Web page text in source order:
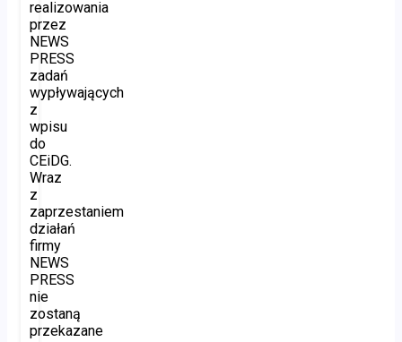
realizowania
przez
NEWS
PRESS
zadań
wypływających
z
wpisu
do
CEiDG.
Wraz
z
zaprzestaniem
działań
firmy
NEWS
PRESS
nie
zostaną
przekazane